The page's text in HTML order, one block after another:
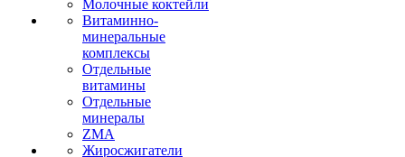
Молочные коктейли
Витаминно-
минеральные
комплексы
Отдельные
витамины
Отдельные
минералы
ZMA
Жиросжигатели